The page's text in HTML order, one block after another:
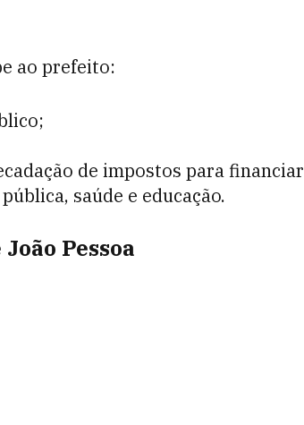
ao prefeito:
de impostos para financiar
saúde e educação.
Pessoa